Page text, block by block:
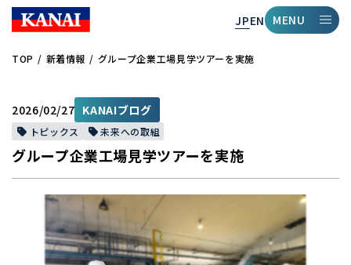
JPEN MENU
TOP 新着情報 グループ企業工場見学ツアーを実施
2026/02/27 KANAIブログ
トピックス 未来への取組
グループ企業工場見学ツアーを実施